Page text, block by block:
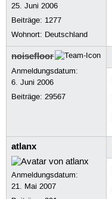
25. Juni 2006
Beiträge: 1277
Wohnort: Deutschland
noisefloor
Anmeldungsdatum:
6. Juni 2006
Beiträge:29567
atlanx
Anmeldungsdatum:
21. Mai 2007